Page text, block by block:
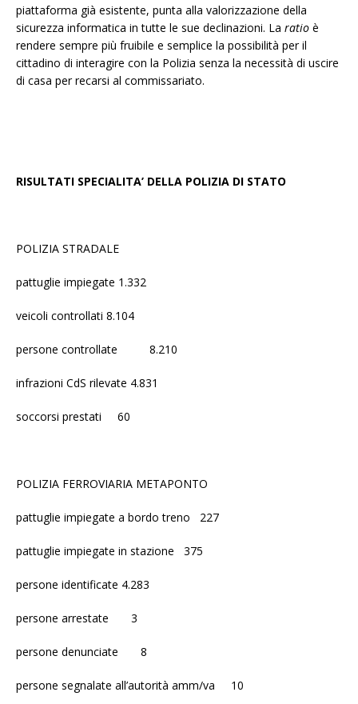
piattaforma già esistente, punta alla valorizzazione della
sicurezza informatica in tutte le sue declinazioni. La ratio è
rendere sempre più fruibile e semplice la possibilità per il
cittadino di interagire con la Polizia senza la necessità di uscire
di casa per recarsi al commissariato.
RISULTATI SPECIALITA’ DELLA POLIZIA DI STATO
POLIZIA STRADALE
pattuglie impiegate 1.332
veicoli controllati 8.104
persone controllate 8.210
infrazioni CdS rilevate 4.831
soccorsi prestati 60
POLIZIA FERROVIARIA METAPONTO
pattuglie impiegate a bordo treno 227
pattuglie impiegate in stazione 375
persone identificate 4.283
persone arrestate 3
persone denunciate 8
persone segnalate all’autorità amm/va 10